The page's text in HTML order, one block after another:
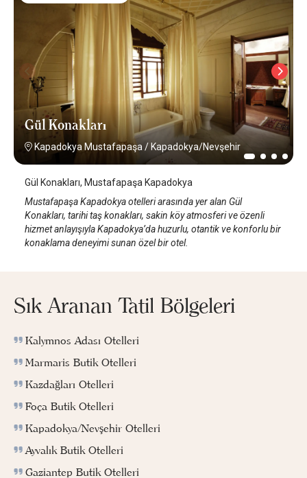
Gül Konakları
Kapadokya Mustafapaşa / Kapadokya/Nevşehir
Gül Konakları, Mustafapaşa Kapadokya
Mustafapaşa Kapadokya otelleri arasında yer alan Gül
Konakları, tarihi taş konakları, sakin köy atmosferi ve özenli
hizmet anlayışıyla Kapadokya’da huzurlu, otantik ve konforlu bir
konaklama deneyimi sunan özel bir otel.
Sık Aranan Tatil Bölgeleri
Kalymnos Adası Otelleri
Marmaris Butik Otelleri
Kazdağları Otelleri
Foça Butik Otelleri
Kapadokya/Nevşehir Otelleri
Ayvalık Butik Otelleri
Gaziantep Butik Otelleri